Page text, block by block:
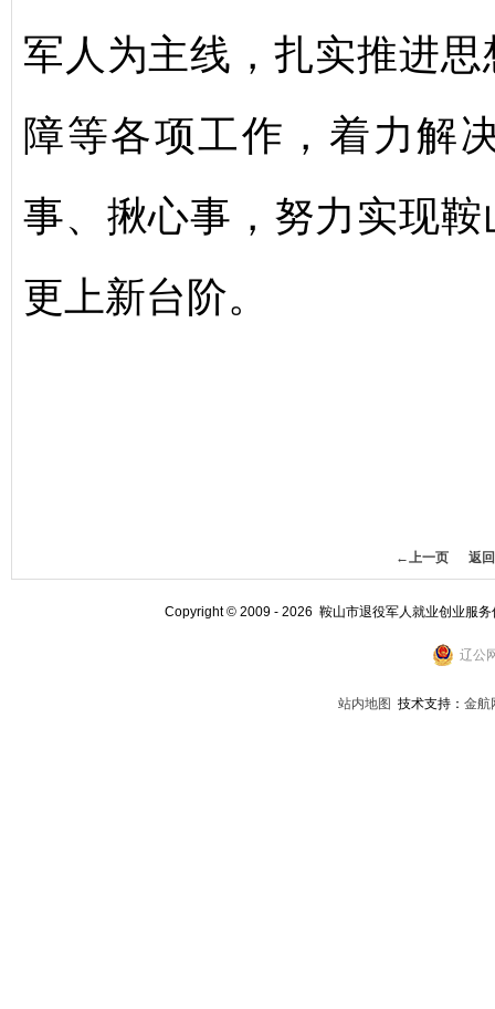
军人为主线，扎实推进
障等各项工作，着力解
事、揪心事，努力实现
更上新台阶。
←上一页 返
Copyright © 2009 - 2026 鞍山市退役军人就业创业服
辽公
站内地图 技术支持： 金航